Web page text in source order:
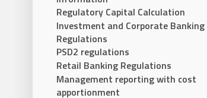
Regulatory Capital Calculation
Investment and Corporate Banking
Regulations
PSD2 regulations
Retail Banking Regulations
Management reporting with cost
apportionment